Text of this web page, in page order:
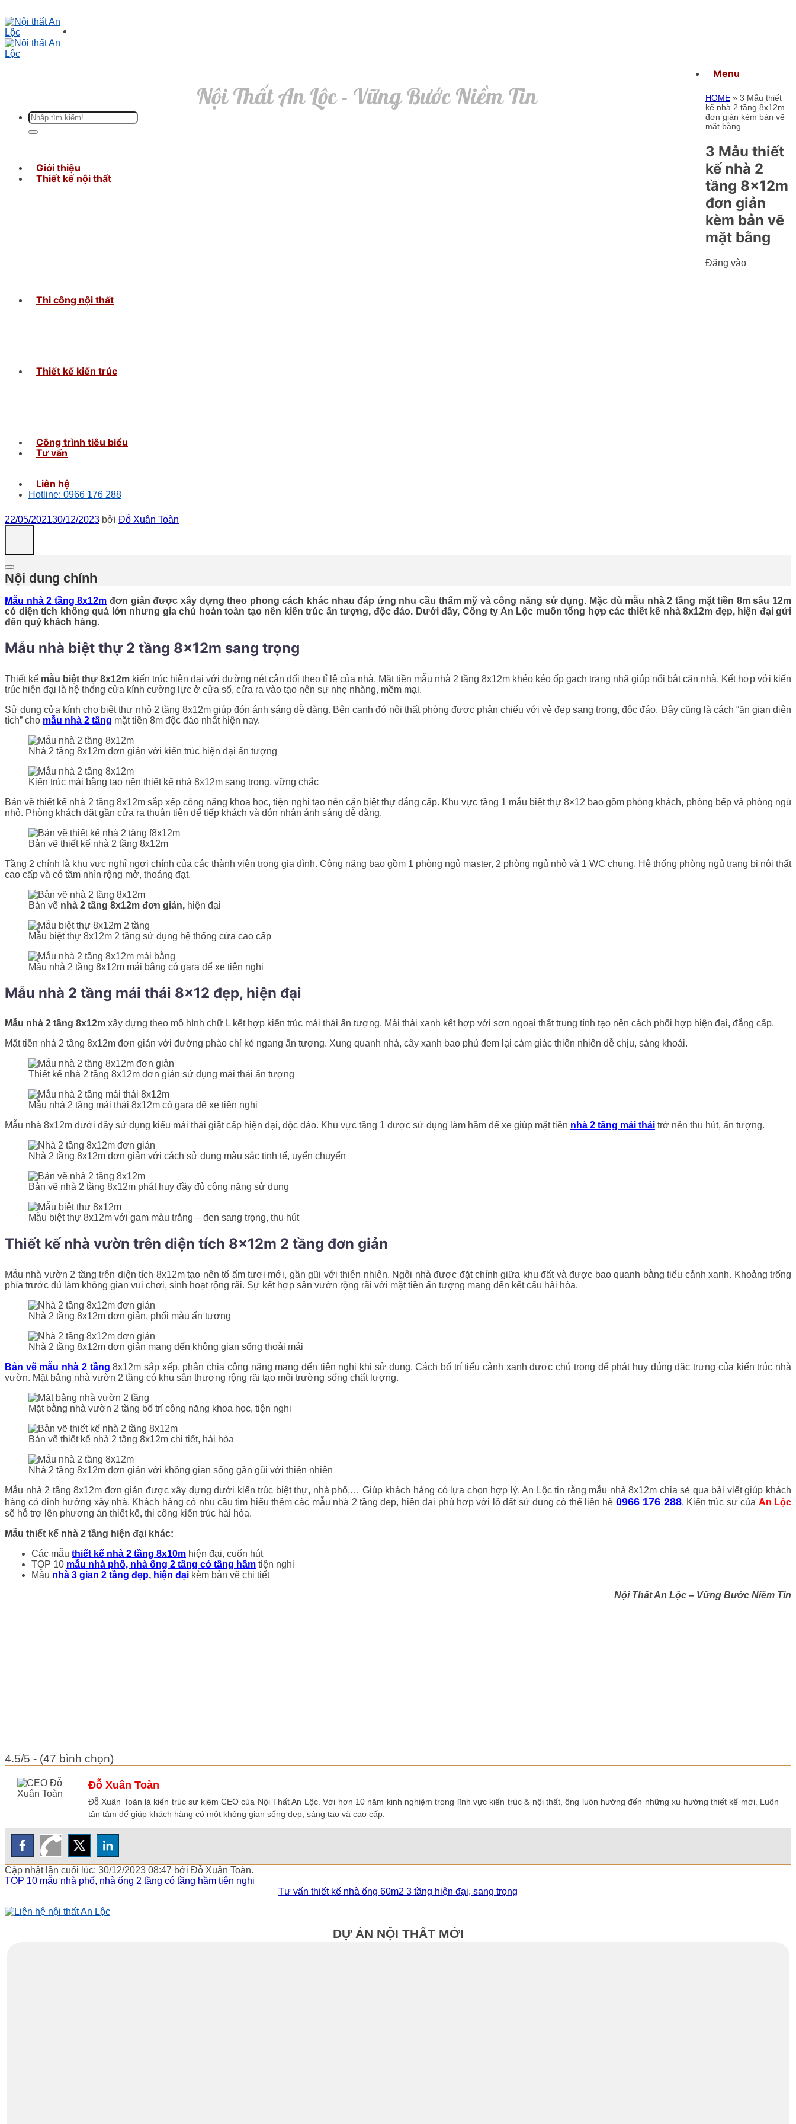
Nội Thất An Lộc - Vững Bước Niềm Tin
Giới thiệu
Thiết kế nội thất
Thi công nội thất
Thiết kế kiến trúc
Công trình tiêu biểu
Tư vấn
Liên hệ
Hotline: 0966 176 288
Menu
HOME » 3 Mẫu thiết
kế nhà 2 tầng 8x12m
đơn giản kèm bản vẽ
mặt bằng
3 Mẫu thiết
kế nhà 2
tầng 8x12m
đơn giản
kèm bản vẽ
mặt bằng
Đăng vào
22/05/202130/12/2023 bởi Đỗ Xuân Toàn
Nội dung chính
Mẫu nhà 2 tầng 8x12m đơn giản được xây dựng theo phong cách khác nhau đáp ứng nhu cầu thẩm mỹ và công năng sử dụng. Mặc dù mẫu nhà 2 tầng mặt tiền 8m sâu 12m
có diện tích không quá lớn nhưng gia chủ hoàn toàn tạo nên kiến trúc ấn tượng, độc đáo. Dưới đây, Công ty An Lộc muốn tổng hợp các thiết kế nhà 8x12m đẹp, hiện đại gửi
đến quý khách hàng.
Mẫu nhà biệt thự 2 tầng 8x12m sang trọng
Thiết kế mẫu biệt thự 8x12m kiến trúc hiện đại với đường nét cân đối theo tỉ lệ của nhà. Mặt tiền mẫu nhà 2 tầng 8x12m khéo kéo ốp gạch trang nhã giúp nổi bật căn nhà. Kết hợp với kiến
trúc hiện đại là hệ thống cửa kính cường lực ở cửa sổ, cửa ra vào tạo nên sự nhẹ nhàng, mềm mại.
Sử dụng cửa kính cho biệt thự nhỏ 2 tầng 8x12m giúp đón ánh sáng dễ dàng. Bên cạnh đó nội thất phòng được phản chiếu với vẻ đẹp sang trọng, độc đáo. Đây cũng là cách “ăn gian diện
tích” cho mẫu nhà 2 tầng mặt tiền 8m độc đáo nhất hiện nay.
Nhà 2 tầng 8x12m đơn giản với kiến trúc hiện đại ấn tượng
Kiến trúc mái bằng tạo nên thiết kế nhà 8x12m sang trọng, vững chắc
Bản vẽ thiết kế nhà 2 tầng 8x12m sắp xếp công năng khoa học, tiện nghi tạo nên căn biệt thự đẳng cấp. Khu vực tầng 1 mẫu biệt thự 8×12 bao gồm phòng khách, phòng bếp và phòng ngủ
nhỏ. Phòng khách đặt gần cửa ra thuận tiện để tiếp khách và đón nhận ánh sáng dễ dàng.
Bản vẽ thiết kế nhà 2 tầng 8x12m
Tầng 2 chính là khu vực nghỉ ngơi chính của các thành viên trong gia đình. Công năng bao gồm 1 phòng ngủ master, 2 phòng ngủ nhỏ và 1 WC chung. Hệ thống phòng ngủ trang bị nội thất
cao cấp và có tầm nhìn rộng mở, thoáng đạt.
Bản vẽ nhà 2 tầng 8x12m đơn giản, hiện đại
Mẫu biệt thự 8x12m 2 tầng sử dụng hệ thống cửa cao cấp
Mẫu nhà 2 tầng 8x12m mái bằng có gara để xe tiện nghi
Mẫu nhà 2 tầng mái thái 8×12 đẹp, hiện đại
Mẫu nhà 2 tầng 8x12m xây dựng theo mô hình chữ L kết hợp kiến trúc mái thái ấn tượng. Mái thái xanh kết hợp với sơn ngoại thất trung tính tạo nên cách phối hợp hiện đại, đẳng cấp.
Mặt tiền nhà 2 tầng 8x12m đơn giản với đường phào chỉ kẻ ngang ấn tượng. Xung quanh nhà, cây xanh bao phủ đem lại cảm giác thiên nhiên dễ chịu, sảng khoái.
Thiết kế nhà 2 tầng 8x12m đơn giản sử dụng mái thái ấn tượng
Mẫu nhà 2 tầng mái thái 8x12m có gara để xe tiện nghi
Mẫu nhà 8x12m dưới đây sử dụng kiểu mái thái giật cấp hiện đại, độc đáo. Khu vực tầng 1 được sử dụng làm hầm để xe giúp mặt tiền nhà 2 tầng mái thái trở nên thu hút, ấn tượng.
Nhà 2 tầng 8x12m đơn giản với cách sử dụng màu sắc tinh tế, uyển chuyển
Bản vẽ nhà 2 tầng 8x12m phát huy đầy đủ công năng sử dụng
Mẫu biệt thự 8x12m với gam màu trắng – đen sang trọng, thu hút
Thiết kế nhà vườn trên diện tích 8x12m 2 tầng đơn giản
Mẫu nhà vườn 2 tầng trên diện tích 8x12m tạo nên tổ ấm tươi mới, gần gũi với thiên nhiên. Ngôi nhà được đặt chính giữa khu đất và được bao quanh bằng tiểu cảnh xanh. Khoảng trống
phía trước đủ làm không gian vui chơi, sinh hoạt rộng rãi. Sự kết hợp sân vườn rộng rãi với mặt tiền ấn tượng mang đến kết cấu hài hòa.
Nhà 2 tầng 8x12m đơn giản, phối màu ấn tượng
Nhà 2 tầng 8x12m đơn giản mang đến không gian sống thoải mái
Bản vẽ mẫu nhà 2 tầng 8x12m sắp xếp, phân chia công năng mang đến tiện nghi khi sử dụng. Cách bố trí tiểu cảnh xanh được chú trọng để phát huy đúng đặc trưng của kiến trúc nhà
vườn. Mặt bằng nhà vườn 2 tầng có khu sân thượng rộng rãi tạo môi trường sống chất lượng.
Mặt bằng nhà vườn 2 tầng bố trí công năng khoa học, tiện nghi
Bản vẽ thiết kế nhà 2 tầng 8x12m chi tiết, hài hòa
Nhà 2 tầng 8x12m đơn giản với không gian sống gần gũi với thiên nhiên
Mẫu nhà 2 tầng 8x12m đơn giản được xây dựng dưới kiến trúc biệt thự, nhà phố,… Giúp khách hàng có lựa chọn hợp lý. An Lộc tin rằng mẫu nhà 8x12m chia sẻ qua bài viết giúp khách
hàng có định hướng xây nhà. Khách hàng có nhu cầu tìm hiểu thêm các mẫu nhà 2 tầng đẹp, hiện đại phù hợp với lô đất sử dụng có thể liên hệ 0966 176 288. Kiến trúc sư của An Lộc
sẽ hỗ trợ lên phương án thiết kế, thi công kiến trúc hài hòa.
Mẫu thiết kế nhà 2 tầng hiện đại khác:
Các mẫu thiết kế nhà 2 tầng 8x10m hiện đại, cuốn hút
TOP 10 mẫu nhà phố, nhà ống 2 tầng có tầng hầm tiện nghi
Mẫu nhà 3 gian 2 tầng đẹp, hiện đại kèm bản vẽ chi tiết
Nội Thất An Lộc – Vững Bước Niềm Tin
4.5/5 - (47 bình chọn)
Đỗ Xuân Toàn
Đỗ Xuân Toàn là kiến trúc sư kiêm CEO của Nội Thất An Lộc. Với hơn 10 năm kinh nghiệm trong lĩnh vực kiến trúc & nội thất, ông luôn hướng đến những xu hướng thiết kế mới. Luôn
tận tâm để giúp khách hàng có một không gian sống đẹp, sáng tạo và cao cấp.
Cập nhật lần cuối lúc: 30/12/2023 08:47 bởi Đỗ Xuân Toàn.
TOP 10 mẫu nhà phố, nhà ống 2 tầng có tầng hầm tiện nghi
Tư vấn thiết kế nhà ống 60m2 3 tầng hiện đại, sang trọng
DỰ ÁN NỘI THẤT MỚI